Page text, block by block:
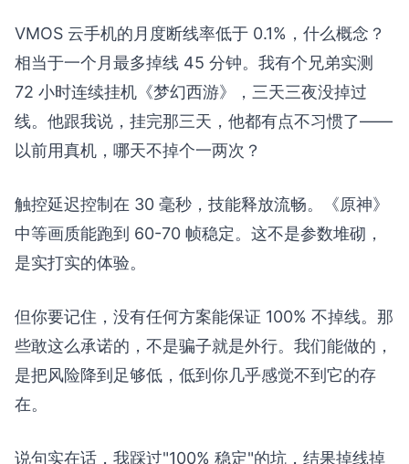
VMOS 云手机的月度断线率低于 0.1%，什么概念？
相当于一个月最多掉线 45 分钟。我有个兄弟实测
72 小时连续挂机《梦幻西游》，三天三夜没掉过
线。他跟我说，挂完那三天，他都有点不习惯了——
以前用真机，哪天不掉个一两次？
触控延迟控制在 30 毫秒，技能释放流畅。《原神》
中等画质能跑到 60-70 帧稳定。这不是参数堆砌，
是实打实的体验。
但你要记住，没有任何方案能保证 100% 不掉线。那
些敢这么承诺的，不是骗子就是外行。我们能做的，
是把风险降到足够低，低到你几乎感觉不到它的存
在。
说句实在话，我踩过"100% 稳定"的坑，结果掉线掉